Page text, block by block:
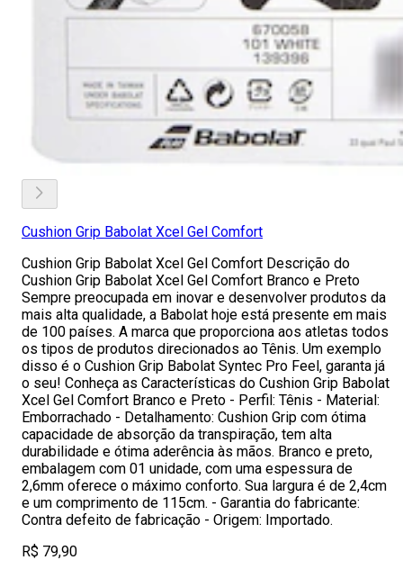
Cushion Grip Babolat Xcel Gel Comfort
Cushion Grip Babolat Xcel Gel Comfort Descrição do
Cushion Grip Babolat Xcel Gel Comfort Branco e Preto
Sempre preocupada em inovar e desenvolver produtos da
mais alta qualidade, a Babolat hoje está presente em mais
de 100 países. A marca que proporciona aos atletas todos
os tipos de produtos direcionados ao Tênis. Um exemplo
disso é o Cushion Grip Babolat Syntec Pro Feel, garanta já
o seu! Conheça as Características do Cushion Grip Babolat
Xcel Gel Comfort Branco e Preto - Perfil: Tênis - Material:
Emborrachado - Detalhamento: Cushion Grip com ótima
capacidade de absorção da transpiração, tem alta
durabilidade e ótima aderência às mãos. Branco e preto,
embalagem com 01 unidade, com uma espessura de
2,6mm oferece o máximo conforto. Sua largura é de 2,4cm
e um comprimento de 115cm. - Garantia do fabricante:
Contra defeito de fabricação - Origem: Importado.
R$ 79,90